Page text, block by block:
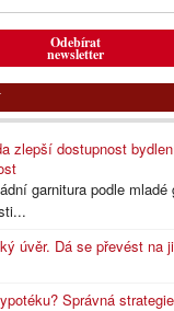
Odebírat
newsletter
zlepší dostupnost
garnitura podle mladé
úvěr. Dá se převést na
Správná